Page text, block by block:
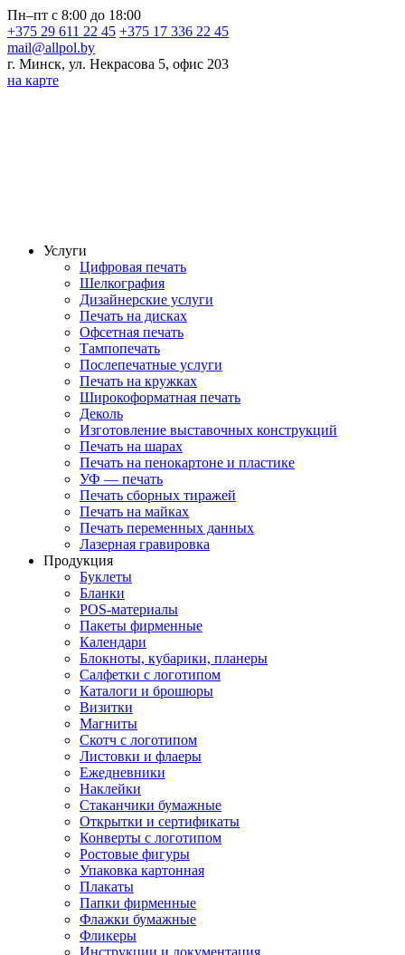
Пн–пт с 8:00 до 18:00
+375 29 611 22 45 +375 17 336 22 45
mail@allpol.by
г. Минск, ул. Некрасова 5, офис 203
на карте
Услуги
Цифровая печать
Шелкография
Дизайнерские услуги
Печать на дисках
Офсетная печать
Тампопечать
Послепечатные услуги
Печать на кружках
Широкоформатная печать
Деколь
Изготовление выставочных конструкций
Печать на шарах
Печать на пенокартоне и пластике
УФ — печать
Печать сборных тиражей
Печать на майках
Печать переменных данных
Лазерная гравировка
Продукция
Буклеты
Бланки
POS-материалы
Пакеты фирменные
Календари
Блокноты, кубарики, планеры
Салфетки с логотипом
Каталоги и брошюры
Визитки
Магниты
Скотч с логотипом
Листовки и флаеры
Ежедневники
Наклейки
Стаканчики бумажные
Открытки и сертификаты
Конверты с логотипом
Ростовые фигуры
Упаковка картонная
Плакаты
Папки фирменные
Флажки бумажные
Фликеры
Инструкции и документация